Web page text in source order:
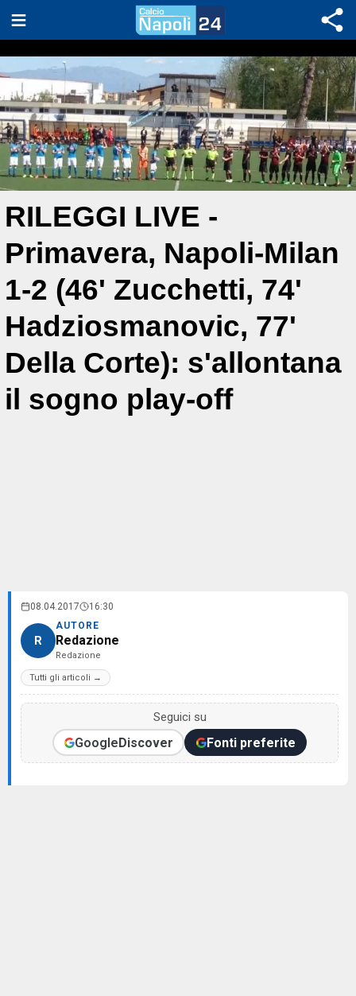
RILEGGI LIVE -
Primavera, Napoli-Milan
1-2 (46' Zucchetti, 74'
Hadziosmanovic, 77'
Della Corte): s'allontana
il sogno play-off
08.04.2017 16:30
R
AUTORE
Redazione
Redazione
Tutti gli articoli →
Seguici su
GoogleDiscover Fonti preferite